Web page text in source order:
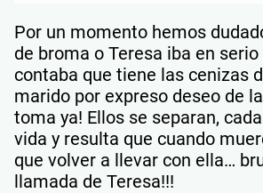
Por un momento hemos
de broma o Teresa iba en
contaba que tiene las cenizas
marido por expreso deseo de
toma ya! Ellos se separan,
vida y resulta que cuando
que volver a llevar con ella…
llamada de Teresa!!!